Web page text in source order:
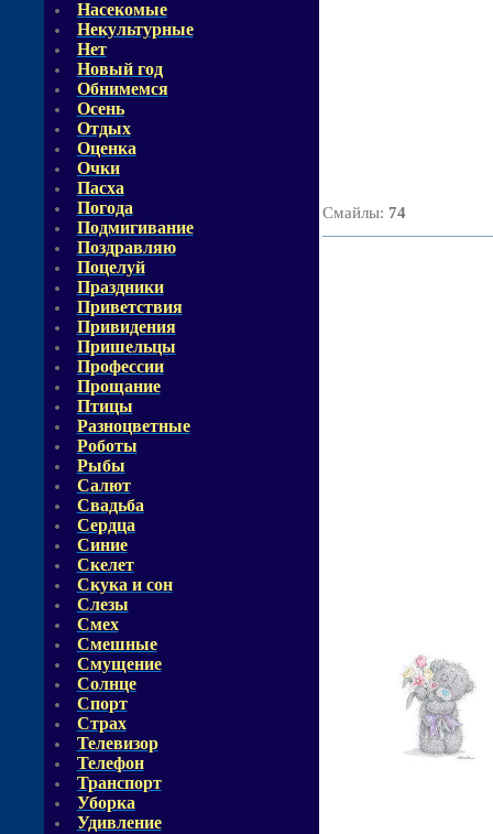
Насекомые
Некультурные
Нет
Новый год
Обнимемся
Осень
Отдых
Оценка
Очки
Пасха
Погода
Подмигивание
Поздравляю
Поцелуй
Праздники
Приветствия
Привидения
Пришельцы
Профессии
Прощание
Птицы
Разноцветные
Роботы
Рыбы
Салют
Свадьба
Сердца
Синие
Скелет
Скука и сон
Слезы
Смех
Смешные
Смущение
Солнце
Спорт
Страх
Телевизор
Телефон
Транспорт
Уборка
Удивление
Смайлы: 74